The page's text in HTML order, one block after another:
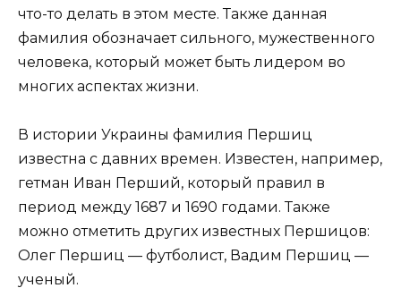
что-то делать в этом месте. Также данная
фамилия обозначает сильного, мужественного
человека, который может быть лидером во
многих аспектах жизни.
В истории Украины фамилия Першиц
известна с давних времен. Известен, например,
гетман Иван Перший, который правил в
период между 1687 и 1690 годами. Также
можно отметить других известных Першицов:
Олег Першиц — футболист, Вадим Першиц —
ученый.